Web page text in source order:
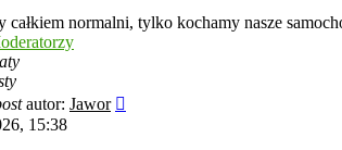
całkiem normalni, tylko kochamy nasze
autor: Jawor
15:38